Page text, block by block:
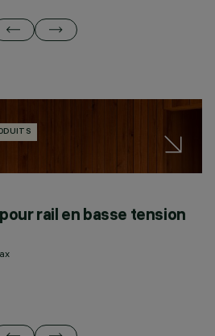
rail en basse tension